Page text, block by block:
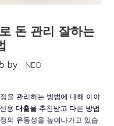
돈 관리 잘하는
by NEO
을 관리하는 방법에 대해 이야
용 대출을 추천받고 다른 방법
의 유동성을 높여나가고 있습